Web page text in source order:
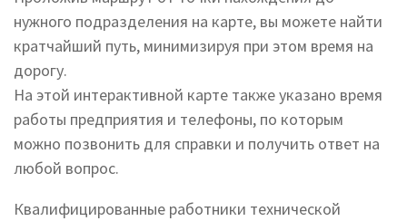
нужного подразделения на карте, вы можете найти
кратчайший путь, минимизируя при этом время на
дорогу.
На этой интерактивной карте также указано время
работы предприятия и телефоны, по которым
можно позвонить для справки и получить ответ на
любой вопрос.
Квалифицированные работники технической